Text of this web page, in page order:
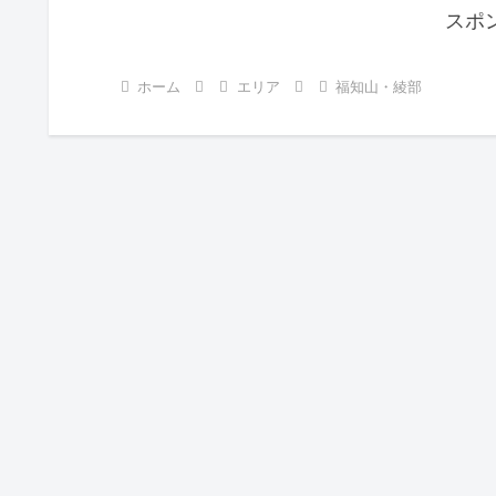
スポ
ホーム エリア 福知山・綾部